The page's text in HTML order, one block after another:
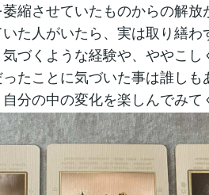
縮させていたものからの解放
た人がいたら、実は取り繕わ
づくような経験や、ややこ
たことに気づいた事は誰しも
分の中の変化を楽しんでみ